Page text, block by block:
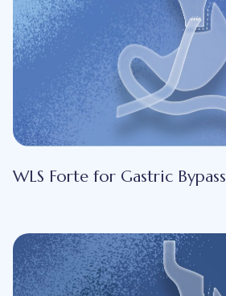
WLS Forte for Gastric Bypass